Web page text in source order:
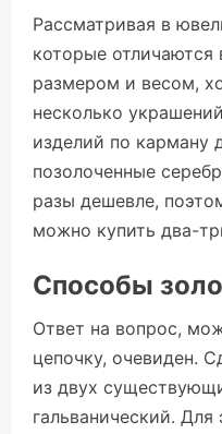
Рассматривая в
которые отличаются
размером и весом,
несколько
изделий по карману
позолоченные
разы дешевле,
можно купить два-
Способы
Ответ на вопрос,
цепочку, очевиден.
из двух
гальванический. Для